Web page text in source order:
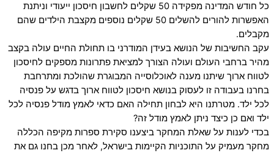
כל חודש המדינה מפקידה 50 שקלים לחשבון חיסכון ייעודי וניתנת
האפשרות להורים להשלים 50 שקלים נוספים מקצבת הילדים שהם
מקבלים.
עקב החשיבות של הנושא בעידן המודרני בו תחולת החיים עולה בקצב
מהיר ברחבי העולם ועולה הצורך למציאת פתרונות מספקים לחיסכון
לטווח ארוך שיתנו מענה לאוכלוסייה המבוגרת שהולכת ומתרחבת
בחרנו בעבודה זו לעסוק בנושא חיסכון לטווח ארוך בדגש על פנסיה
לכל ילד. מטרתנו היא לבחון תחילה האם כדאי לאמץ מודל פנסיה לכל
ילד ואם כן כיצד ניתן לאמץ מודל זה?
בכדי לענות על שאלת המחקר ביצענו סקירת ספרות מקיפה הכללה
מחקר מעמיק על התוכניות הקיימות בישראל, לאחר מכן בחנו גם את